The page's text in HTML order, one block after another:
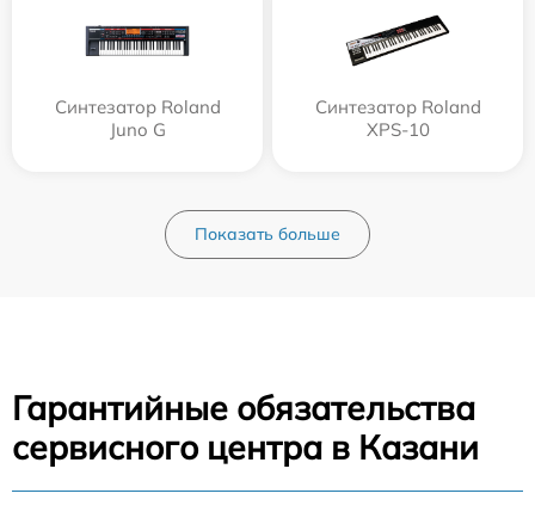
Синтезатор Roland
Juno G
Синтезатор Roland
XPS-10
Показать больше
Гарантийные обязательства
сервисного центра в Казани